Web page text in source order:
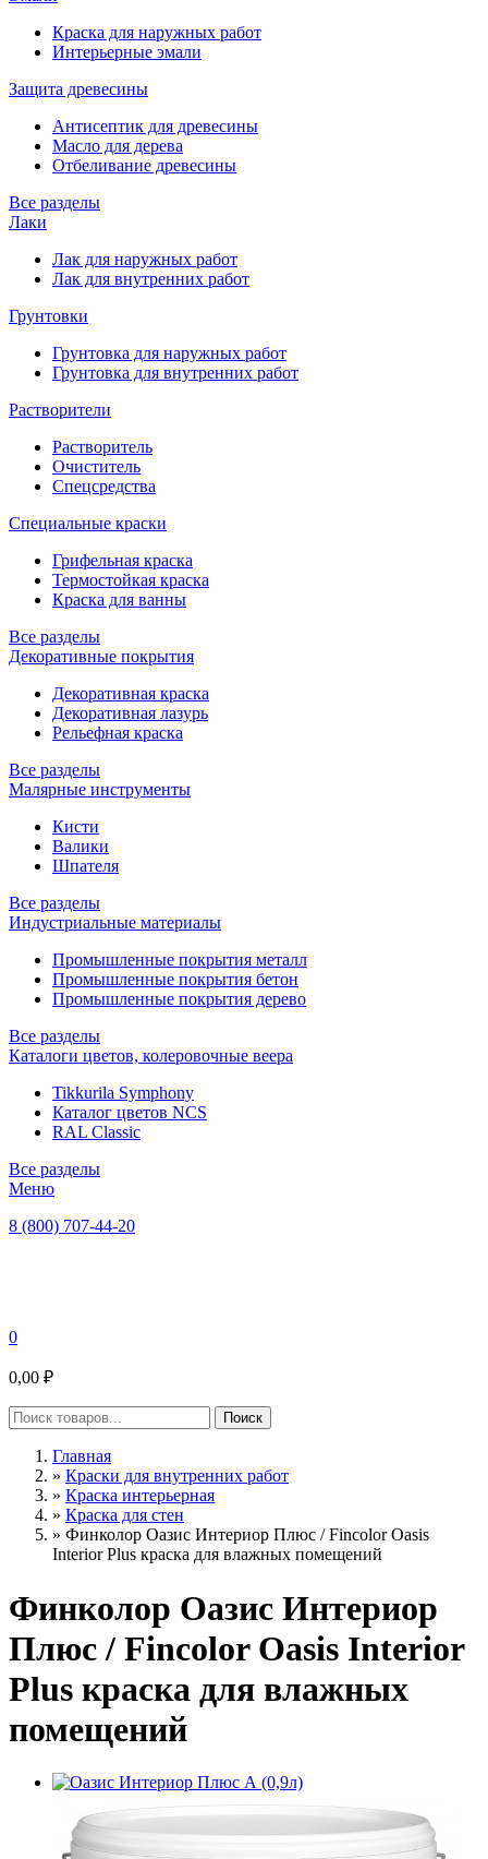
Краска для наружных работ
Интерьерные эмали
Защита древесины
Антисептик для древесины
Масло для дерева
Отбеливание древесины
Все разделы
Лаки
Лак для наружных работ
Лак для внутренних работ
Грунтовки
Грунтовка для наружных работ
Грунтовка для внутренних работ
Растворители
Растворитель
Очиститель
Спецсредства
Специальные краски
Грифельная краска
Термостойкая краска
Краска для ванны
Все разделы
Декоративные покрытия
Декоративная краска
Декоративная лазурь
Рельефная краска
Все разделы
Малярные инструменты
Кисти
Валики
Шпателя
Все разделы
Индустриальные материалы
Промышленные покрытия металл
Промышленные покрытия бетон
Промышленные покрытия дерево
Все разделы
Каталоги цветов, колеровочные веера
Tikkurila Symphony
Каталог цветов NCS
RAL Classic
Все разделы
Меню
8 (800) 707-44-20
0
0,00 ₽
Главная
» Краски для внутренних работ
» Краска интерьерная
» Краска для стен
» Финколор Оазис Интериор Плюс / Fincolor Oasis
Interior Plus краска для влажных помещений
Финколор Оазис Интериор
Плюс / Fincolor Oasis Interior
Plus краска для влажных
помещений